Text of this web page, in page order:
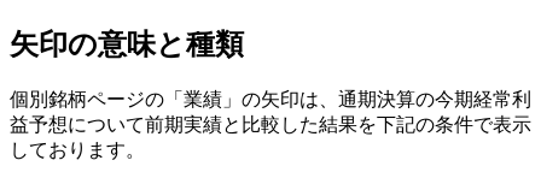
矢印の意味と種類
個別銘柄ページの「業績」の矢印は、通期決算の今期経常利
益予想について前期実績と比較した結果を下記の条件で表示
しております。